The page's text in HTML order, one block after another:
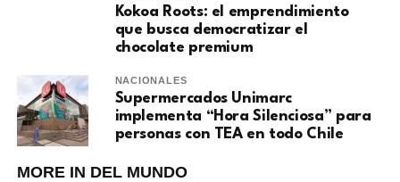
Kokoa Roots: el emprendimiento
que busca democratizar el
chocolate premium
NACIONALES
Supermercados Unimarc
implementa “Hora Silenciosa” para
personas con TEA en todo Chile
MORE IN DEL MUNDO